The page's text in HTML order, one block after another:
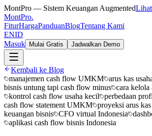
MontPro — Sistem Keuangan Augmented
MontPro.
FiturHargaPanduanBlogTentang Kami
ENID
Masuk
Mulai Gratis Jadwalkan Demo
Kembali ke Blog
manajemen cash flow UMKM arus kas
bisnis untung tapi cash flow minus cara kelola
kontrol cash flow usaha kecil
perbedaan
cash flow statement UMKM proyeksi arus
keuangan bisnis CFO virtual Indonesia
aplikasi cash flow bisnis Indonesia